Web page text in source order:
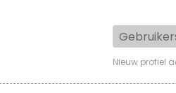
Nieuw profiel